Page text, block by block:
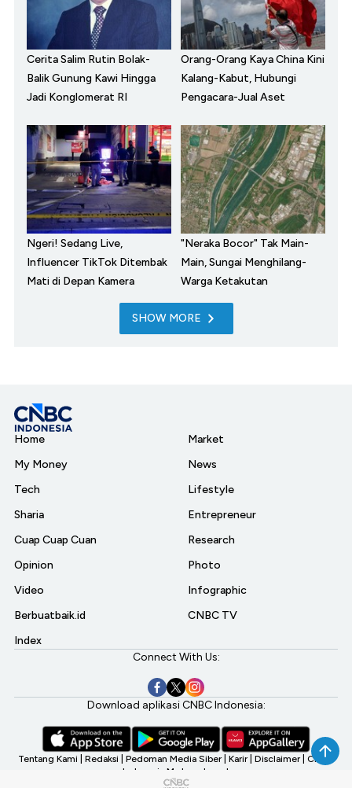
Cerita Salim Rutin Bolak-
Balik Gunung Kawi Hingga
Jadi Konglomerat RI
Orang-Orang Kaya China Kini
Kalang-Kabut, Hubungi
Pengacara-Jual Aset
Ngeri! Sedang Live,
Influencer TikTok Ditembak
Mati di Depan Kamera
"Neraka Bocor" Tak Main-
Main, Sungai Menghilang-
Warga Ketakutan
SHOW MORE
Home
My Money
Tech
Sharia
Cuap Cuap Cuan
Opinion
Video
Berbuatbaik.id
Index
Market
News
Lifestyle
Entrepreneur
Research
Photo
Infographic
CNBC TV
Connect With Us:
Download aplikasi CNBC Indonesia:
Tentang Kami Redaksi Pedoman Media Siber Karir Disclaimer CNBC
Indonesia My Investment
©2026 CNBC Indonesia, A Transmedia Company